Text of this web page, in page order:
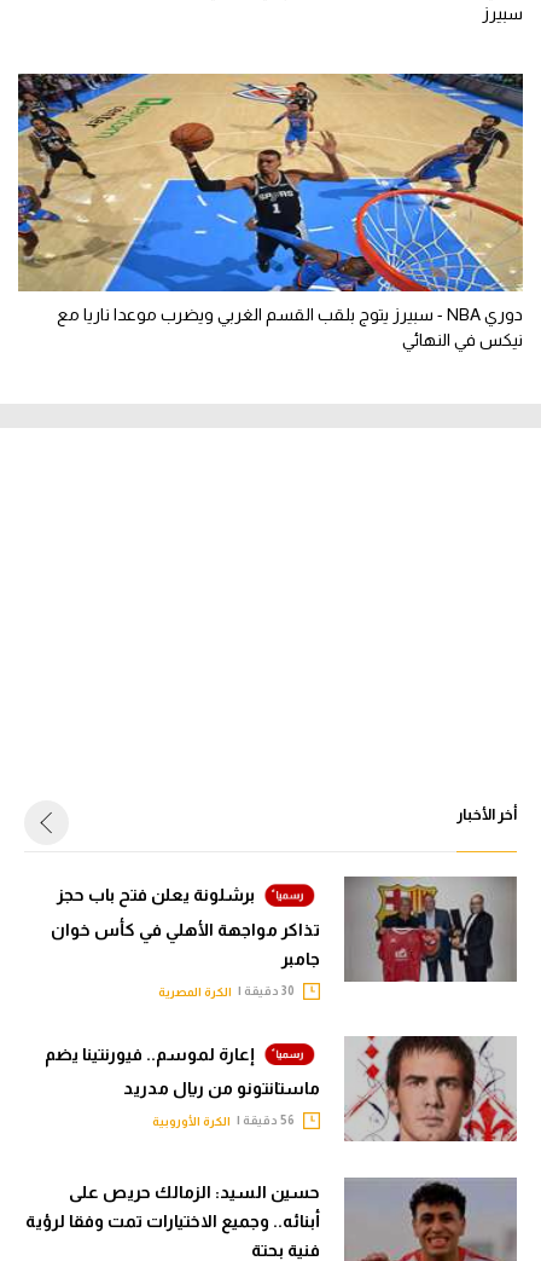
سبيرز
دوري NBA - سبيرز يتوج بلقب القسم الغربي ويضرب موعدا ناريا مع
نيكس في النهائي
أخر الأخبار
برشلونة يعلن فتح باب حجز
تذاكر مواجهة الأهلي في كأس خوان
جامبر
الكرة المصرية
إعارة لموسم.. فيورنتينا يضم
ماستانتونو من ريال مدريد
الكرة الأوروبية
حسين السيد: الزمالك حريص على
أبنائه.. وجميع الاختيارات تمت وفقا لرؤية
فنية بحتة